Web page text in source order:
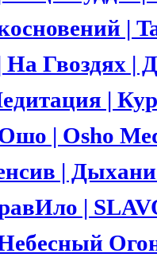
|
Гвоздях |
|
| Osho
|
|